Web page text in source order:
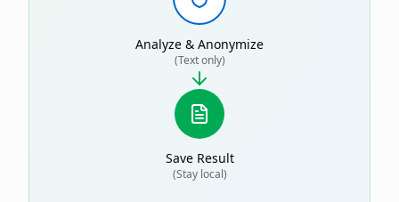
Analyze & Anonymize
(Text only)
Save Result
(Stay local)